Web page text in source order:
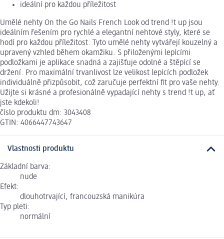
ideální pro každou příležitost
Umělé nehty On the Go Nails French Look od trend !t up jsou
ideálním řešením pro rychlé a elegantní nehtové styly, které se
hodí pro každou příležitost. Tyto umělé nehty vytvářejí kouzelný a
upravený vzhled během okamžiku. S přiloženými lepícími
podložkami je aplikace snadná a zajišťuje odolné a štěpící se
držení. Pro maximální trvanlivost lze velikost lepících podložek
individuálně přizpůsobit, což zaručuje perfektní fit pro vaše nehty.
Užijte si krásné a profesionálně vypadající nehty s trend !t up, ať
jste kdekoli!
číslo produktu dm: 3043408
GTIN: 4066447743647
Vlastnosti produktu
Základní barva:
nude
Efekt:
dlouhotrvající, francouzská manikúra
Typ pleti:
normální